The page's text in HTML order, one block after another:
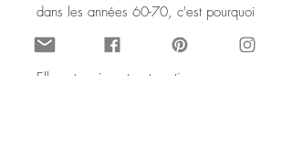
dans les années 60-70, c'est pourquoi
je l'ai datée ainsi, mais
elle peut être plus ancienne.
Elle est ravissante et pratique pour